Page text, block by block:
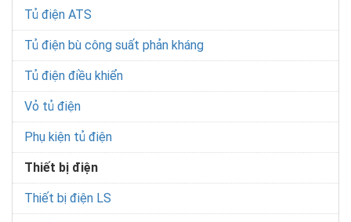
Tủ điện ATS
Tủ điện bù công suất phản kháng
Tủ điện điều khiển
Vỏ tủ điện
Phụ kiện tủ điện
Thiết bị điện
Thiết bị điện LS